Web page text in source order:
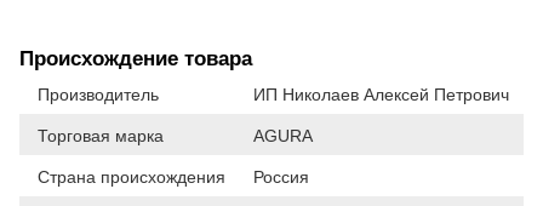
Происхождение товара
Производитель ИП Николаев Алексей Петрович
Торговая марка AGURA
Страна происхождения Россия